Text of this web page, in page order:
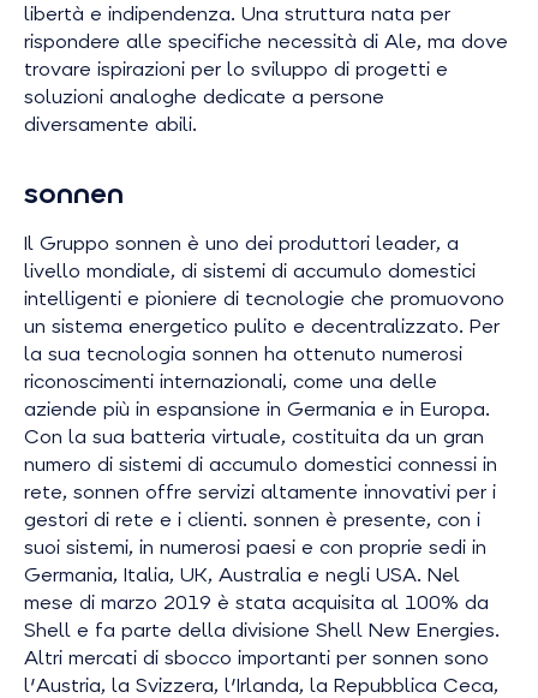
libertà e indipendenza. Una struttura nata per
rispondere alle specifiche necessità di Ale, ma dove
trovare ispirazioni per lo sviluppo di progetti e
soluzioni analoghe dedicate a persone
diversamente abili.
sonnen
Il Gruppo sonnen è uno dei produttori leader, a
livello mondiale, di sistemi di accumulo domestici
intelligenti e pioniere di tecnologie che promuovono
un sistema energetico pulito e decentralizzato. Per
la sua tecnologia sonnen ha ottenuto numerosi
riconoscimenti internazionali, come una delle
aziende più in espansione in Germania e in Europa.
Con la sua batteria virtuale, costituita da un gran
numero di sistemi di accumulo domestici connessi in
rete, sonnen offre servizi altamente innovativi per i
gestori di rete e i clienti. sonnen è presente, con i
suoi sistemi, in numerosi paesi e con proprie sedi in
Germania, Italia, UK, Australia e negli USA. Nel
mese di marzo 2019 è stata acquisita al 100% da
Shell e fa parte della divisione Shell New Energies.
Altri mercati di sbocco importanti per sonnen sono
l'Austria, la Svizzera, l'Irlanda, la Repubblica Ceca,